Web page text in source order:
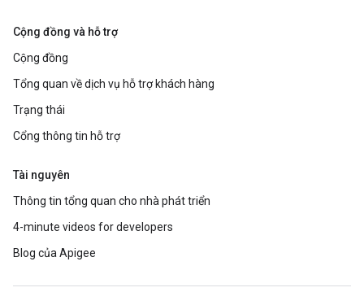
Cộng đồng và hỗ trợ
Cộng đồng
Tổng quan về dịch vụ hỗ trợ khách hàng
Trạng thái
Cổng thông tin hỗ trợ
Tài nguyên
Thông tin tổng quan cho nhà phát triển
4-minute videos for developers
Blog của Apigee